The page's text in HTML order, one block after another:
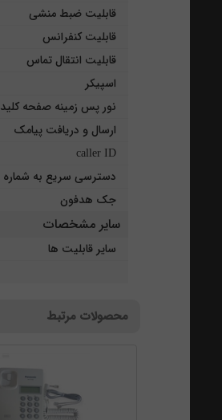
قابلیت ضبط منشی
قابلیت کنفرانس
قابلیت انتقال تماس
اسپیکر
نور پس زمینه صفحه کلید
ارسال و دریافت پیامک
caller ID
دسترسی سریع به شماره
جک هدفون
سایر مشخصات
سایر قابلیت ها
محصولات مرتبط